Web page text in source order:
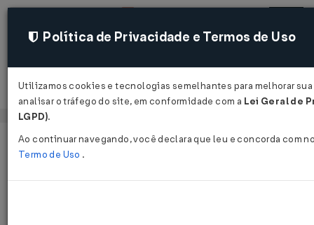
Acessar
Página Inicial Legislações Legislação Estadual - Pernambuco
Decreto Nº 56929 DE 03/07/2024
Política de Privacidade e Termos de Uso
Utilizamos cookies e tecnologias semelhantes para melhorar
analisar o tráfego do site, em conformidade com a Lei Geral de
LGPD).
Ao continuar navegando, você declara que leu e concorda com
Termo de Uso .